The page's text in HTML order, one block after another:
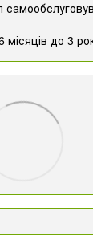
місяців до 3